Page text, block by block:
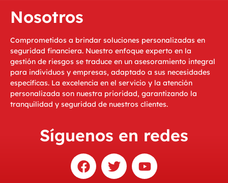
Nosotros
Comprometidos a brindar soluciones personalizadas en
seguridad financiera. Nuestro enfoque experto en la
gestión de riesgos se traduce en un asesoramiento integral
para individuos y empresas, adaptado a sus necesidades
específicas. La excelencia en el servicio y la atención
personalizada son nuestra prioridad, garantizando la
tranquilidad y seguridad de nuestros clientes.
Síguenos en redes